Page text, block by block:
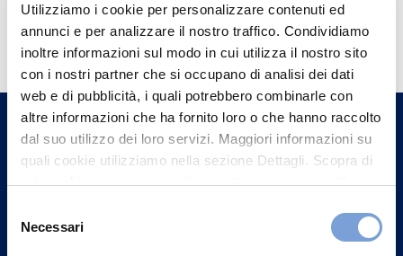
Utilizziamo i cookie per personalizzare contenuti ed
annunci e per analizzare il nostro traffico. Condividiamo
inoltre informazioni sul modo in cui utilizza il nostro sito
con i nostri partner che si occupano di analisi dei dati
web e di pubblicità, i quali potrebbero combinarle con
altre informazioni che ha fornito loro o che hanno raccolto
dal suo utilizzo dei loro servizi. Maggiori informazioni su
quali cookie utilizziamo nella sezione Dettagli. Scopra di
più su chi siamo, come può contattarci e come trattiamo i
può trovare nel footer del sito nella sezione "Informativa
delNecessari
Hai bisogno di
informazioni?
Trova l'Agenzia più vicina a te e parla con
un nostro Agente.
Contattaci